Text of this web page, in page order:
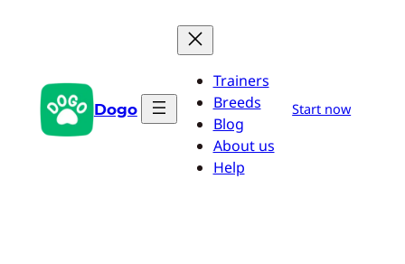
Dogo
Trainers
Breeds
Blog
About us
Help
Start now